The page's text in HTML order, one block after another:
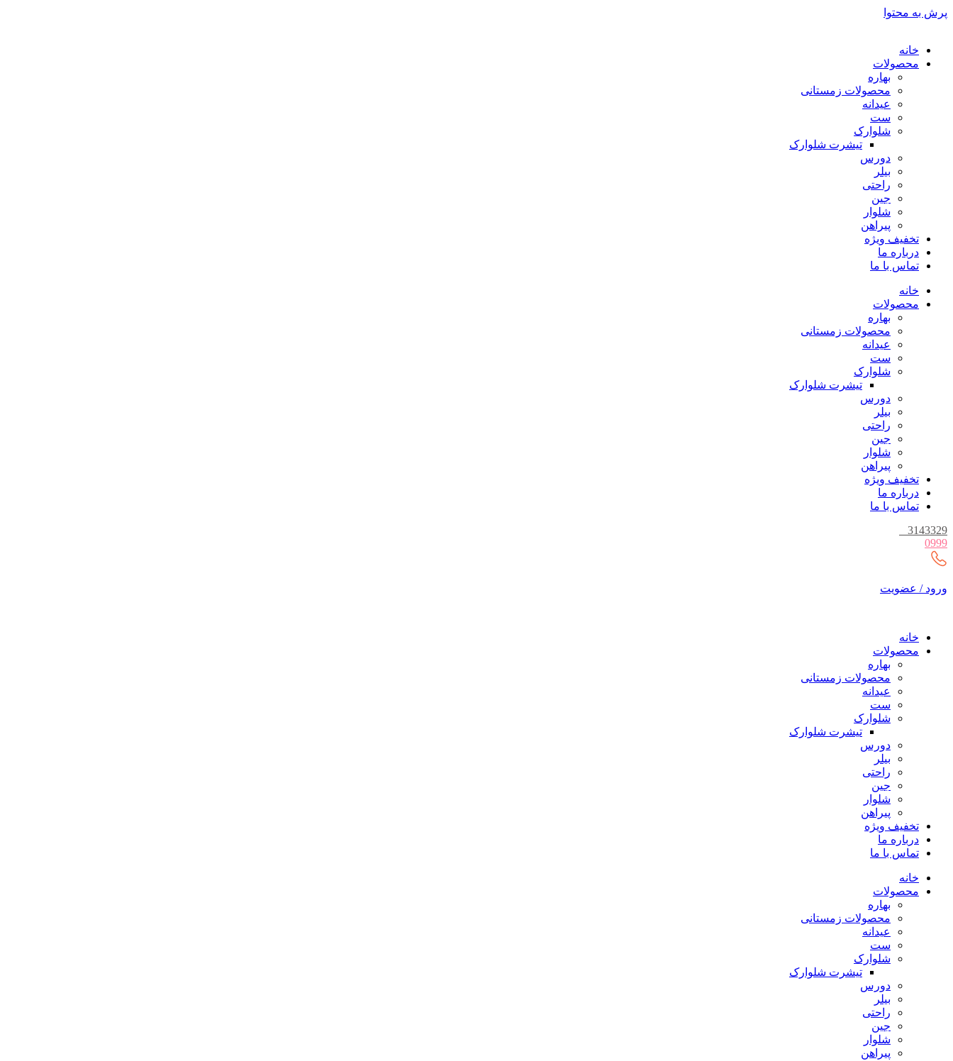
پرش به محتوا
خانه
محصولات
بهاره
محصولات زمستانی
عیدانه
ست
شلوارک
تیشرت شلوارک
دورس
بیلر
راحتی
جین
شلوار
پیراهن
تخفیف ویژه
درباره ما
تماس با ما
خانه
محصولات
بهاره
محصولات زمستانی
عیدانه
ست
شلوارک
تیشرت شلوارک
دورس
بیلر
راحتی
جین
شلوار
پیراهن
تخفیف ویژه
درباره ما
تماس با ما
3143329
0999
ورود / عضویت
خانه
محصولات
بهاره
محصولات زمستانی
عیدانه
ست
شلوارک
تیشرت شلوارک
دورس
بیلر
راحتی
جین
شلوار
پیراهن
تخفیف ویژه
درباره ما
تماس با ما
خانه
محصولات
بهاره
محصولات زمستانی
عیدانه
ست
شلوارک
تیشرت شلوارک
دورس
بیلر
راحتی
جین
شلوار
پیراهن